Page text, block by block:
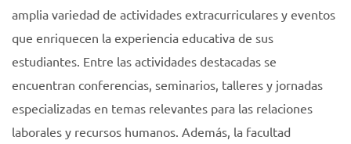
amplia variedad de actividades extracurriculares y eventos
que enriquecen la experiencia educativa de sus
estudiantes. Entre las actividades destacadas se
encuentran conferencias, seminarios, talleres y jornadas
especializadas en temas relevantes para las relaciones
laborales y recursos humanos. Además, la facultad